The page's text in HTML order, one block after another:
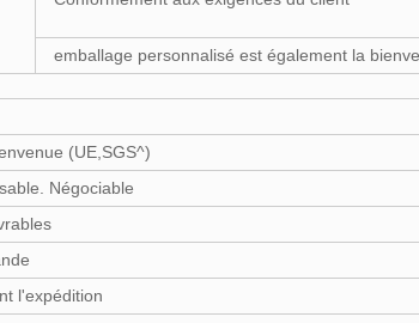
emballage personnalisé est également la
(UE,SGS^)
Négociable
l'expédition